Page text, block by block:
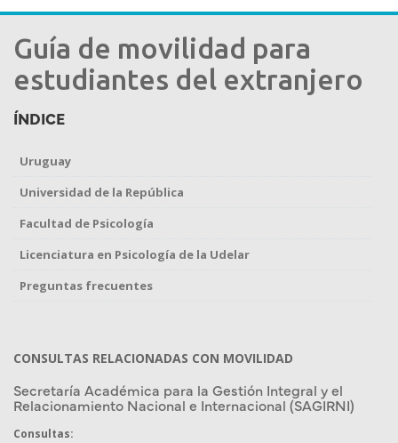
Guía de movilidad para
estudiantes del extranjero
ÍNDICE
Uruguay
Universidad de la República
Facultad de Psicología
Licenciatura en Psicología de la Udelar
Preguntas frecuentes
CONSULTAS RELACIONADAS CON MOVILIDAD
Secretaría Académica para la Gestión Integral y el
Relacionamiento Nacional e Internacional (SAGIRNI)
Consultas: